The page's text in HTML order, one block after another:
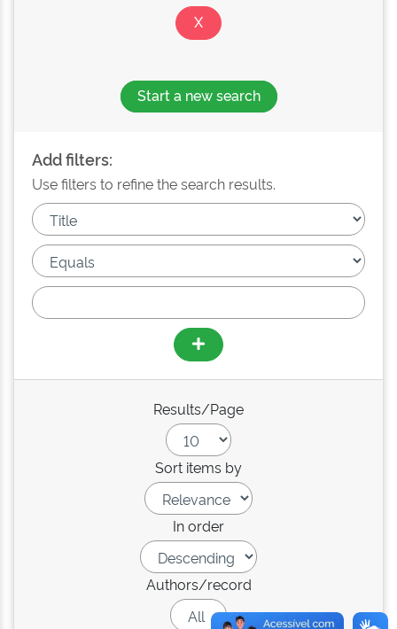
Start a new search
Add filters:
Use filters to refine the search results.
Results/Page
Sort items by
In order
Authors/record